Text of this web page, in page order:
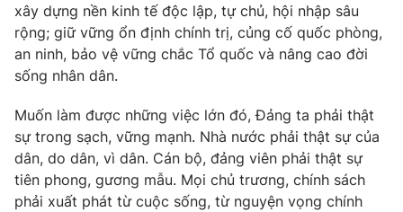
xây dựng nền kinh tế độc lập, tự chủ, hội nhập sâu
rộng; giữ vững ổn định chính trị, củng cố quốc phòng,
an ninh, bảo vệ vững chắc Tổ quốc và nâng cao đời
sống nhân dân.
Muốn làm được những việc lớn đó, Đảng ta phải thật
sự trong sạch, vững mạnh. Nhà nước phải thật sự của
dân, do dân, vì dân. Cán bộ, đảng viên phải thật sự
tiên phong, gương mẫu. Mọi chủ trương, chính sách
phải xuất phát từ cuộc sống, từ nguyện vọng chính